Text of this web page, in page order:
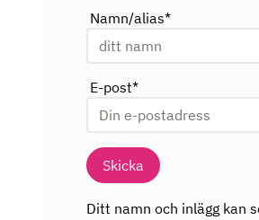
Namn/alias*
E-post*
Skicka
Ditt namn och inlägg kan